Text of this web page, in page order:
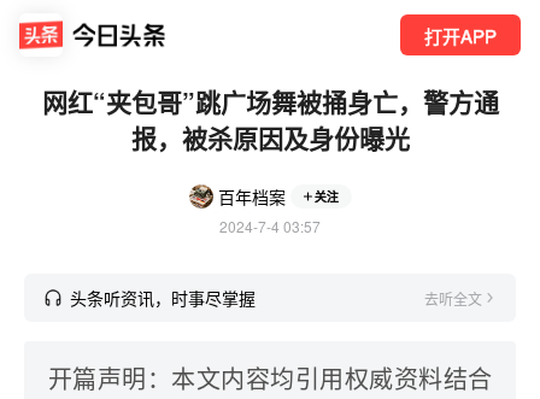
打开APP
网红“夹包哥”跳广场舞被捅身亡，警方通
报，被杀原因及身份曝光
百年档案 关注
2024-7-4 03:57
头条听资讯，时事尽掌握 去听全文
开篇声明：本文内容均引用权威资料结合